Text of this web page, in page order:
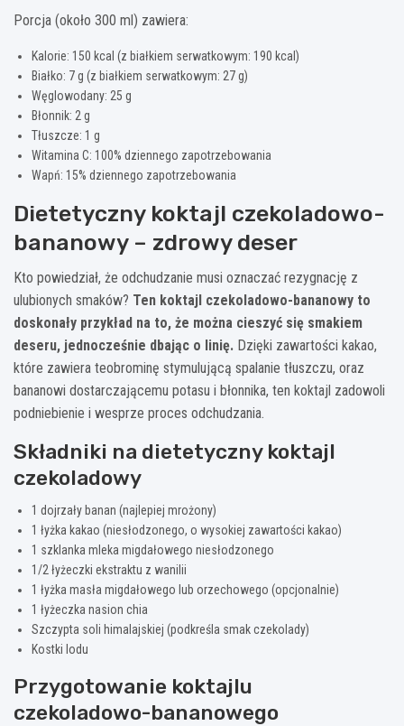
Porcja (około 300 ml) zawiera:
Kalorie: 150 kcal (z białkiem serwatkowym: 190 kcal)
Białko: 7 g (z białkiem serwatkowym: 27 g)
Węglowodany: 25 g
Błonnik: 2 g
Tłuszcze: 1 g
Witamina C: 100% dziennego zapotrzebowania
Wapń: 15% dziennego zapotrzebowania
Dietetyczny koktajl czekoladowo-
bananowy – zdrowy deser
Kto powiedział, że odchudzanie musi oznaczać rezygnację z
ulubionych smaków? Ten koktajl czekoladowo-bananowy to
doskonały przykład na to, że można cieszyć się smakiem
deseru, jednocześnie dbając o linię. Dzięki zawartości kakao,
które zawiera teobrominę stymulującą spalanie tłuszczu, oraz
bananowi dostarczającemu potasu i błonnika, ten koktajl zadowoli
podniebienie i wesprze proces odchudzania.
Składniki na dietetyczny koktajl
czekoladowy
1 dojrzały banan (najlepiej mrożony)
1 łyżka kakao (niesłodzonego, o wysokiej zawartości kakao)
1 szklanka mleka migdałowego niesłodzonego
1/2 łyżeczki ekstraktu z wanilii
1 łyżka masła migdałowego lub orzechowego (opcjonalnie)
1 łyżeczka nasion chia
Szczypta soli himalajskiej (podkreśla smak czekolady)
Kostki lodu
Przygotowanie koktajlu
czekoladowo-bananowego